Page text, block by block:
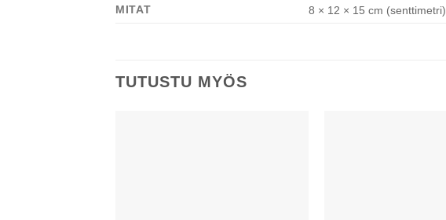
MITAT
8 × 12 × 15 cm (senttimetri)
TUTUSTU MYÖS